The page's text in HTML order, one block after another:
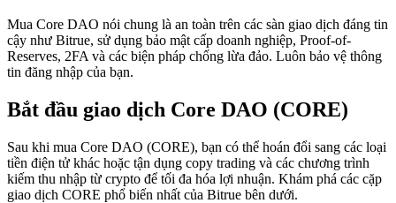
Mua Core DAO nói chung là an toàn trên các sàn giao dịch đáng tin
cậy như Bitrue, sử dụng bảo mật cấp doanh nghiệp, Proof-of-
Reserves, 2FA và các biện pháp chống lừa đảo. Luôn bảo vệ thông
tin đăng nhập của bạn.
Bắt đầu giao dịch Core DAO (CORE)
Sau khi mua Core DAO (CORE), bạn có thể hoán đổi sang các loại
tiền điện tử khác hoặc tận dụng copy trading và các chương trình
kiếm thu nhập từ crypto để tối đa hóa lợi nhuận. Khám phá các cặp
giao dịch CORE phổ biến nhất của Bitrue bên dưới.